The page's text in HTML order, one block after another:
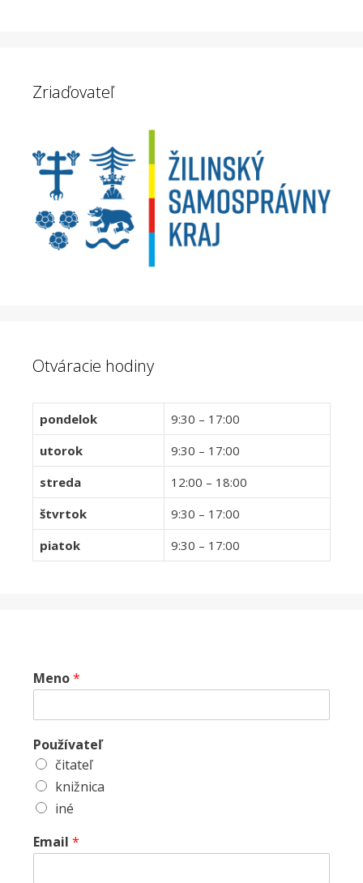
Zriaďovateľ
Otváracie hodiny
pondelok
9:30 – 17:00
utorok
9:30 – 17:00
streda
12:00 – 18:00
štvrtok
9:30 – 17:00
piatok
9:30 – 17:00
Meno*
Používateľ
čitateľ
knižnica
iné
Email *